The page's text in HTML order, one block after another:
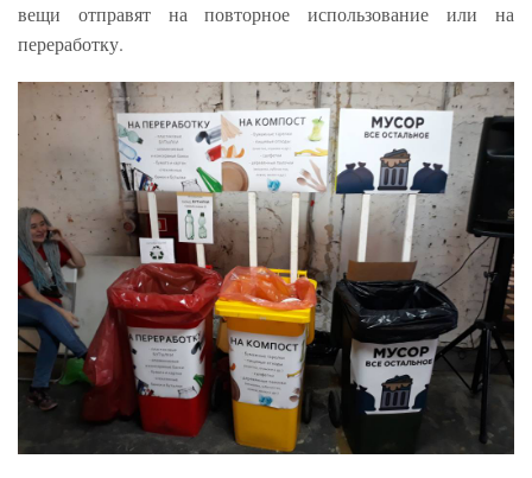
вещи отправят на повторное использование или на
переработку.